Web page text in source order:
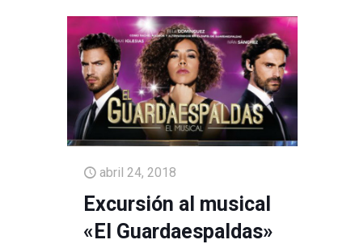
abril 24, 2018
Excursión al musical
«El Guardaespaldas»